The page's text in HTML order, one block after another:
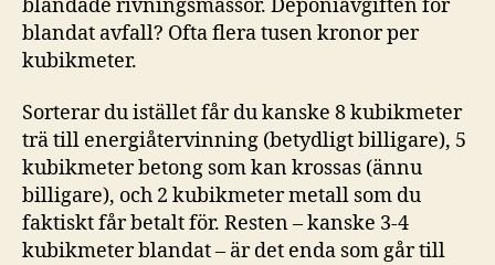
blandade rivningsmassor. Deponiavgiften för
blandat avfall? Ofta flera tusen kronor per
kubikmeter.
Sorterar du istället får du kanske 8 kubikmeter
trä till energiåtervinning (betydligt billigare), 5
kubikmeter betong som kan krossas (ännu
billigare), och 2 kubikmeter metall som du
faktiskt får betalt för. Resten – kanske 3-4
kubikmeter blandat – är det enda som går till